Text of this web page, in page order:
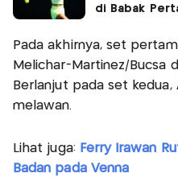
di Babak
Pada akhirnya, set
Melichar-Martinez/Bucsa
Berlanjut pada set
melawan.
Lihat juga: Ferry Irawan
Badan pada Venna